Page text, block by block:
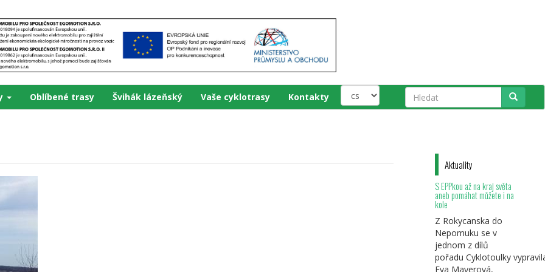
Oblíbené trasy Švihák lázeňský Vaše cyklotrasy
Kontakty
Hledat
Aktuality
S EPPkou až na kraj světa
aneb pomáhat můžete i na
kole
Z Rokycanska do
Nepomuku se v
jednom z dílů
pořadu Cyklotoulky
Eva Mayerová,